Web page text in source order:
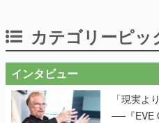
カテゴリーピッ
インタビュー
「現実よ
──『EVE